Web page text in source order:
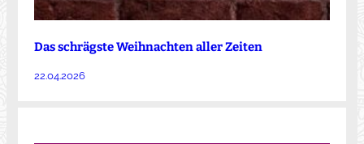
Das schrägste Weihnachten aller Zeiten
22.04.2026